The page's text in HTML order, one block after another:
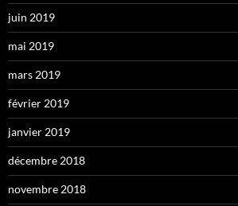
juin 2019
mai 2019
mars 2019
février 2019
janvier 2019
décembre 2018
novembre 2018